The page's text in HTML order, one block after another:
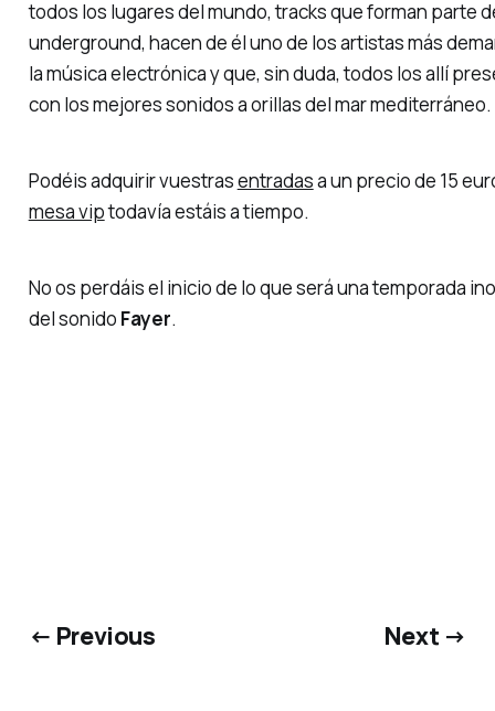
todos los lugares del mundo,tracksque forman parte
underground, hacen de él uno de los artistas más
la música electrónica y que, sin duda, todos los allí
con los mejores sonidos a orillas del mar mediterráneo.
Podéis adquirir vuestrasentradasa un precio de 15
mesa viptodavía estáis a tiempo.
No os perdáis el inicio de lo que será una temporada
del sonido Fayer.
← Previous Next →